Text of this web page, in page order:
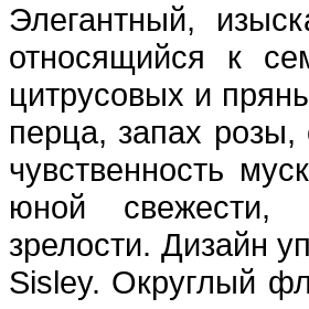
Элегантный,
относящийся к
цитрусовых и
перца, запах
чувственность
юной свежести,
зрелости. Дизайн
Sisley. Округлый